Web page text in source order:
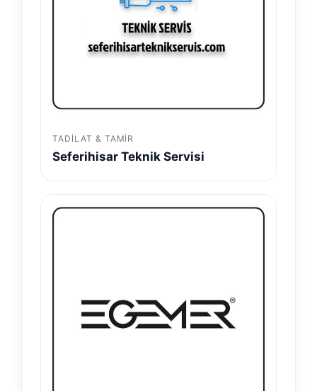
TADILAT & TAMIR
Seferihisar Teknik Servisi